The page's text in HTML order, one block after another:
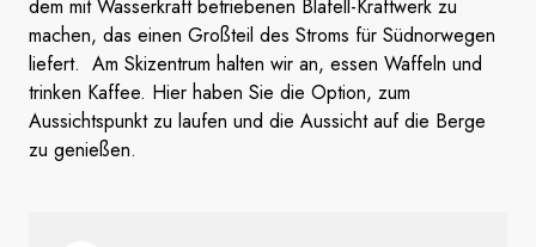
dem mit Wasserkraft betriebenen Blafell-Kraftwerk zu
machen, das einen Großteil des Stroms für Südnorwegen
liefert. Am Skizentrum halten wir an, essen Waffeln und
trinken Kaffee. Hier haben Sie die Option, zum
Aussichtspunkt zu laufen und die Aussicht auf die Berge
zu genießen.